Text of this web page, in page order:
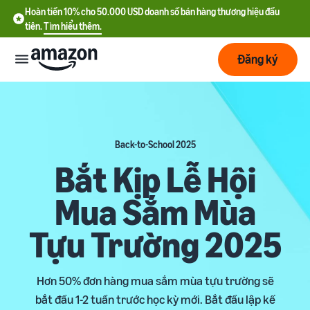
Hoàn tiền 10% cho 50.000 USD doanh số bán hàng thương hiệu đầu
tiên.Tìm hiểu thêm.
Amazon
Ưu đãi nhà bán hàng mới
Hoàn tiền 10% cho 50.000
USD doanh số bán hàng
Hướng dẫn đăng ký tài
hiểu
chi
triển
Dịch
Đăng ký
Back-to-School 2025
Bắt Kịp Lễ Hội
Mua Sắm Mùa
Tựu Trường 2025
Hơn 50% đơn hàng mua sắm mùa tựu trường sẽ
bắt đầu 1-2 tuần trước học kỳ mới. Bắt đầu lập kế